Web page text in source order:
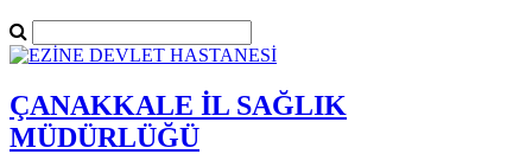
ÇANAKKALE İL SAĞLIK
MÜDÜRLÜĞÜ